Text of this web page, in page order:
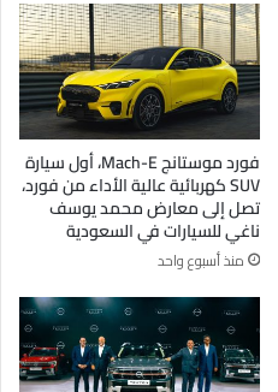
فورد موستانج Mach-E، أول سيارة
SUV كهربائية عالية الأداء من فورد،
تصل إلى معارض محمد يوسف
ناغي للسيارات في السعودية
منذ أسبوع واحد